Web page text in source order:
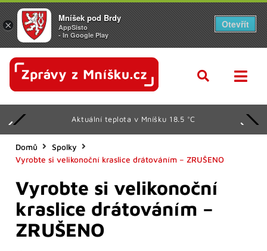
Aktuální teplota v Mníšku 18.5 °C
Domů
Spolky
Vyrobte si velikonoční kraslice drátováním – ZRUŠENO
Vyrobte si velikonoční
kraslice drátováním –
ZRUŠENO
×
Mníšek pod Brdy
AppSisto
- In Google Play
Otevřít